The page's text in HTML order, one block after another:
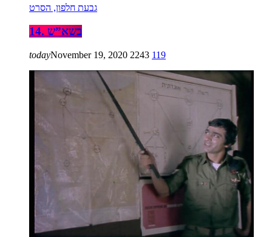
גבעת חלפון, הסרט
14. בשא”ש
todayNovember 19, 2020 2243 119